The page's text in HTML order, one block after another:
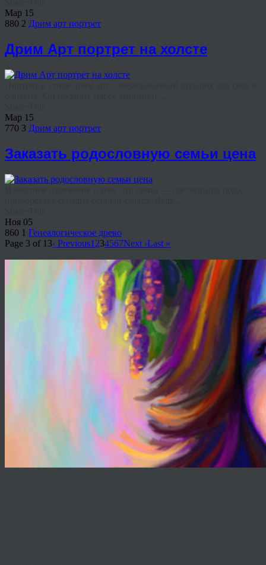
Мар 15
880 2 Дрим арт портрет
Дрим Арт портрет на холсте
Мар 15
770 3 Дрим арт портрет
Заказать родословную семьи цена
Ноя 05
860 1 Генеалогическое древо
Page 3 of 13‹ Previous1 234567Next ›Last »